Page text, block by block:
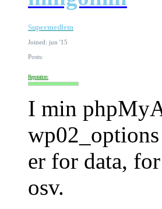
Supermedlem
Joined: jun '15
Posts:
Reputation:
I min
wp02_options
er for data,
osv.